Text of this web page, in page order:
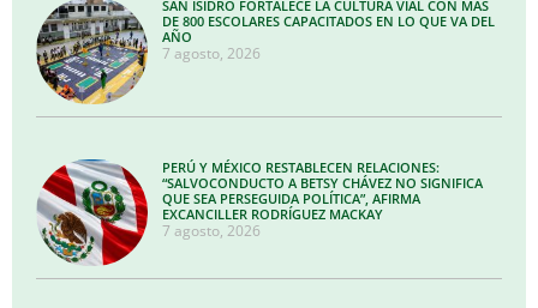
SAN ISIDRO FORTALECE LA CULTURA VIAL CON MÁS
DE 800 ESCOLARES CAPACITADOS EN LO QUE VA DEL
AÑO
7 agosto, 2026
PERÚ Y MÉXICO RESTABLECEN RELACIONES:
“SALVOCONDUCTO A BETSY CHÁVEZ NO SIGNIFICA
QUE SEA PERSEGUIDA POLÍTICA”, AFIRMA
EXCANCILLER RODRÍGUEZ MACKAY
7 agosto, 2026